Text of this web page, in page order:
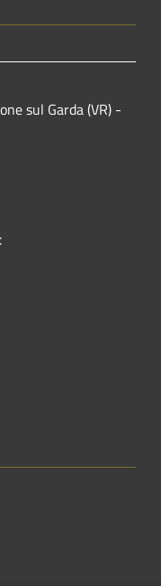
sul Garda (VR) -